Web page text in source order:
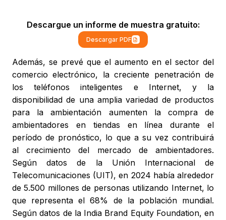
Descargue un informe de muestra gratuito:
Descargar PDF
Además, se prevé que el aumento en el sector del
comercio electrónico, la creciente penetración de
los teléfonos inteligentes e Internet, y la
disponibilidad de una amplia variedad de productos
para la ambientación aumenten la compra de
ambientadores en tiendas en línea durante el
período de pronóstico, lo que a su vez contribuirá
al crecimiento del mercado de ambientadores.
Según datos de la Unión Internacional de
Telecomunicaciones (UIT), en 2024 había alrededor
de 5.500 millones de personas utilizando Internet, lo
que representa el 68% de la población mundial.
Según datos de la India Brand Equity Foundation, en